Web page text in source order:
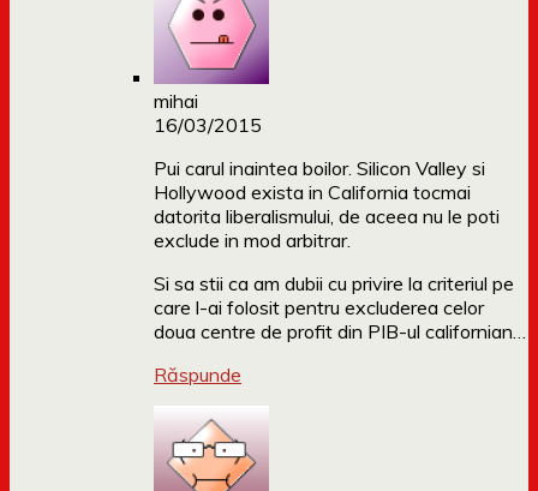
mihai
16/03/2015
Pui carul inaintea boilor. Silicon Valley si
Hollywood exista in California tocmai
datorita liberalismului, de aceea nu le poti
exclude in mod arbitrar.
Si sa stii ca am dubii cu privire la criteriul pe
care l-ai folosit pentru excluderea celor
doua centre de profit din PIB-ul californian…
Răspunde